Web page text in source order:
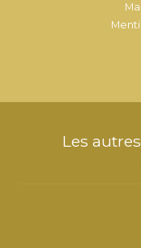
Les